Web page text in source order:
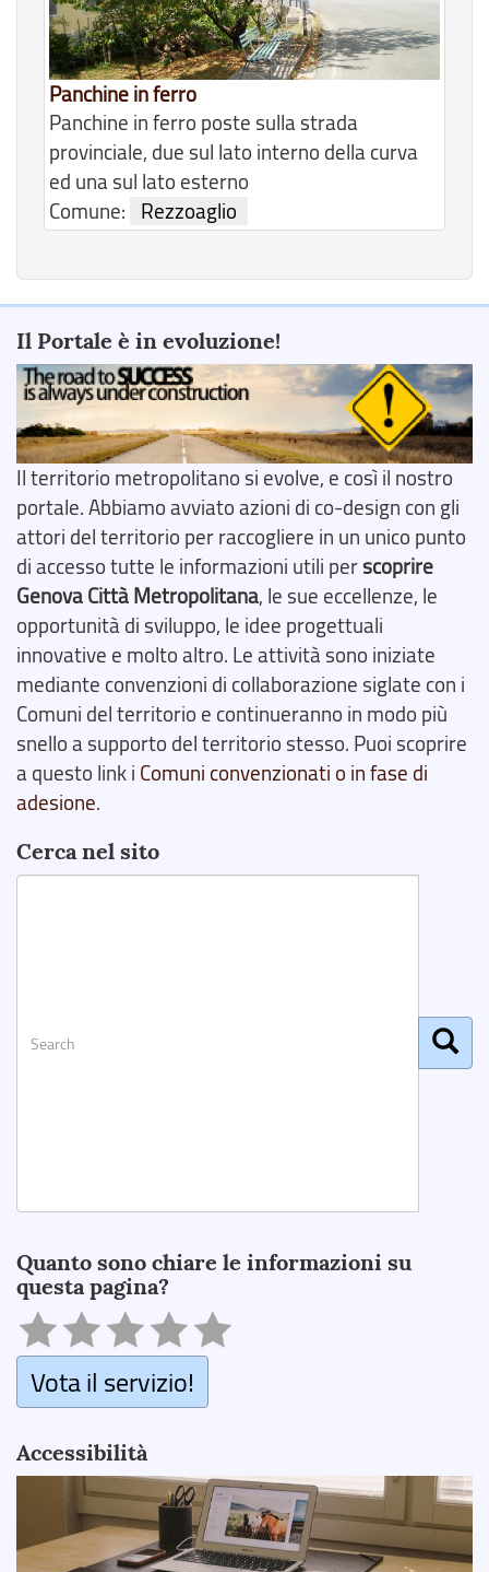
Panchine in ferro
Panchine in ferro poste sulla strada
provinciale, due sul lato interno della curva
ed una sul lato esterno
Comune:
Rezzoaglio
Il Portale è in evoluzione!
Il territorio metropolitano si evolve, e così il nostro
portale. Abbiamo avviato azioni di co-design con gli
attori del territorio per raccogliere in un unico punto
di accesso tutte le informazioni utili perscoprire
Genova Città Metropolitana, le sue eccellenze, le
opportunità di sviluppo, le idee progettuali
innovative e molto altro. Le attività sono iniziate
mediante convenzioni di collaborazione siglate con i
Comuni del territorio e continueranno in modo più
snello a supporto del territorio stesso. Puoi scoprire
a questo link i Comuni convenzionati o in fase di
adesione.
Cerca nel sito
Quanto sono chiare le informazioni su
questa pagina?
Vota il servizio!
Accessibilità